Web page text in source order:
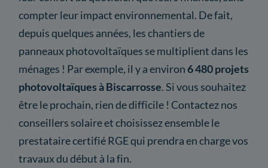
compter leur impact environnemental. De fait,
depuis quelques années, les chantiers de
panneaux photovoltaïques se multiplient dans les
ménages ! Par exemple, il y a environ 6 480 projets
photovoltaïques à Biscarrosse. Si vous souhaitez
être le prochain, rien de difficile ! Contactez nos
conseillers solaire et choisissez ensemble le
prestataire certifié RGE qui prendra en charge vos
travaux du début à la fin.